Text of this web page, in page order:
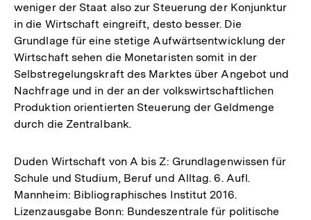
weniger der Staat also zur Steuerung der Konjunktur
in die Wirtschaft eingreift, desto besser. Die
Grundlage für eine stetige Aufwärtsentwicklung der
Wirtschaft sehen die Monetaristen somit in der
Selbstregelungskraft des Marktes über Angebot und
Nachfrage und in der an der volkswirtschaftlichen
Produktion orientierten Steuerung der Geldmenge
durch die Zentralbank.
Duden Wirtschaft von A bis Z: Grundlagenwissen für
Schule und Studium, Beruf und Alltag. 6. Aufl.
Mannheim: Bibliographisches Institut 2016.
Lizenzausgabe Bonn: Bundeszentrale für politische